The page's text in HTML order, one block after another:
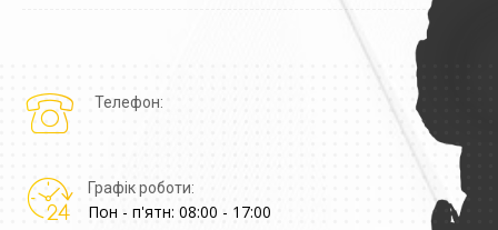
Телефон:
Графік роботи:
Пон - п'ятн: 08:00 - 17:00